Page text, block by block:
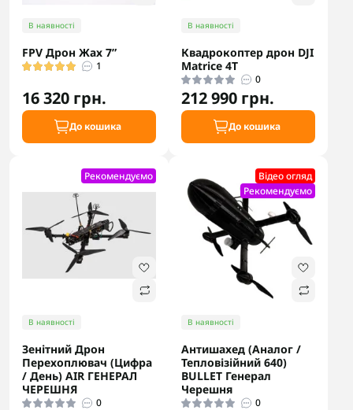
В наявності
FPV Дрон Жах 7”
1
16 320 грн.
До кошика
В наявності
Квадрокоптер дрон DJI
Matrice 4T
0
212 990 грн.
До кошика
Рекомендуємо
В наявності
Зенітний Дрон
Перехоплювач (Цифра
/ День) AIR ГЕНЕРАЛ
ЧЕРЕШНЯ
0
Відео огляд
Рекомендуємо
В наявності
Антишахед (Аналог /
Тепловізійний 640)
BULLET Генерал
Черешня
0